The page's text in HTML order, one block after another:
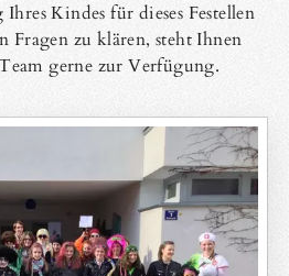
Kindes für dieses Festellen
Fragen zu klären, steht Ihnen
gerne zur Verfügung.